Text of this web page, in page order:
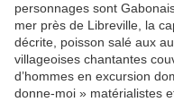
personnages sont
mer près de Libreville, la
décrite, poisson salé aux
villageoises chantantes
d’hommes en excursion
donne-moi » matérialistes